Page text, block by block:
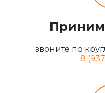
звоните по
8